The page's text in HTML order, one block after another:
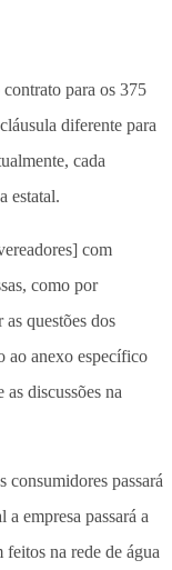
para os 375
diferente para
cada
estatal.
com
como por
questões dos
ao anexo específico
as discussões na
consumidores passará
empresa passará a
na rede de água